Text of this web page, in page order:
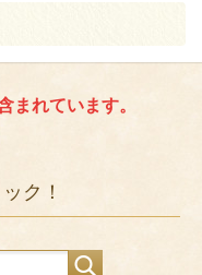
まれています。
ク！